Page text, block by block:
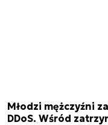
Młodzi mężczyźni
DDoS. Wśród